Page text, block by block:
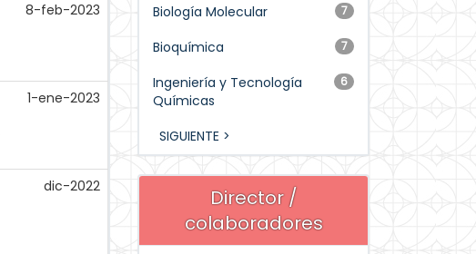
8-feb-2023
1-ene-2023
dic-2022
7
Biología Molecular
7
Bioquímica
6
Ingeniería y Tecnología
Químicas
SIGUIENTE >
Director /
colaboradores